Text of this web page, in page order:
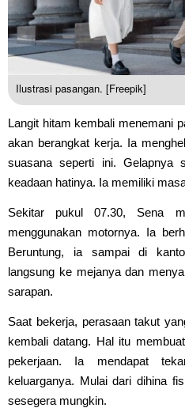
Ilustrasi pasangan. [Freepik]
Langit hitam kembali menemani
akan berangkat kerja. Ia
suasana seperti ini. Gelapnya
keadaan hatinya. Ia memiliki
Sekitar pukul 07.30, Sena
menggunakan motornya. Ia
Beruntung, ia sampai di
langsung ke mejanya dan
sarapan.
Saat bekerja, perasaan takut
kembali datang. Hal itu
pekerjaan. Ia mendapat
keluarganya. Mulai dari dihina
sesegera mungkin.